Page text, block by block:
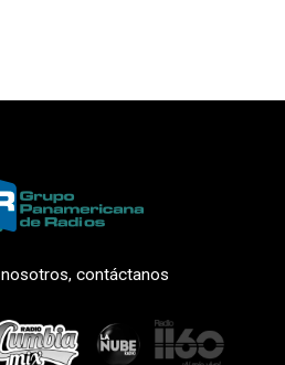
contáctanos